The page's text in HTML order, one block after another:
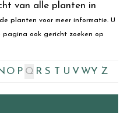
van alle planten in
planten voor meer informatie. U
ook gericht zoeken op
O P Q R S T U V WY Z